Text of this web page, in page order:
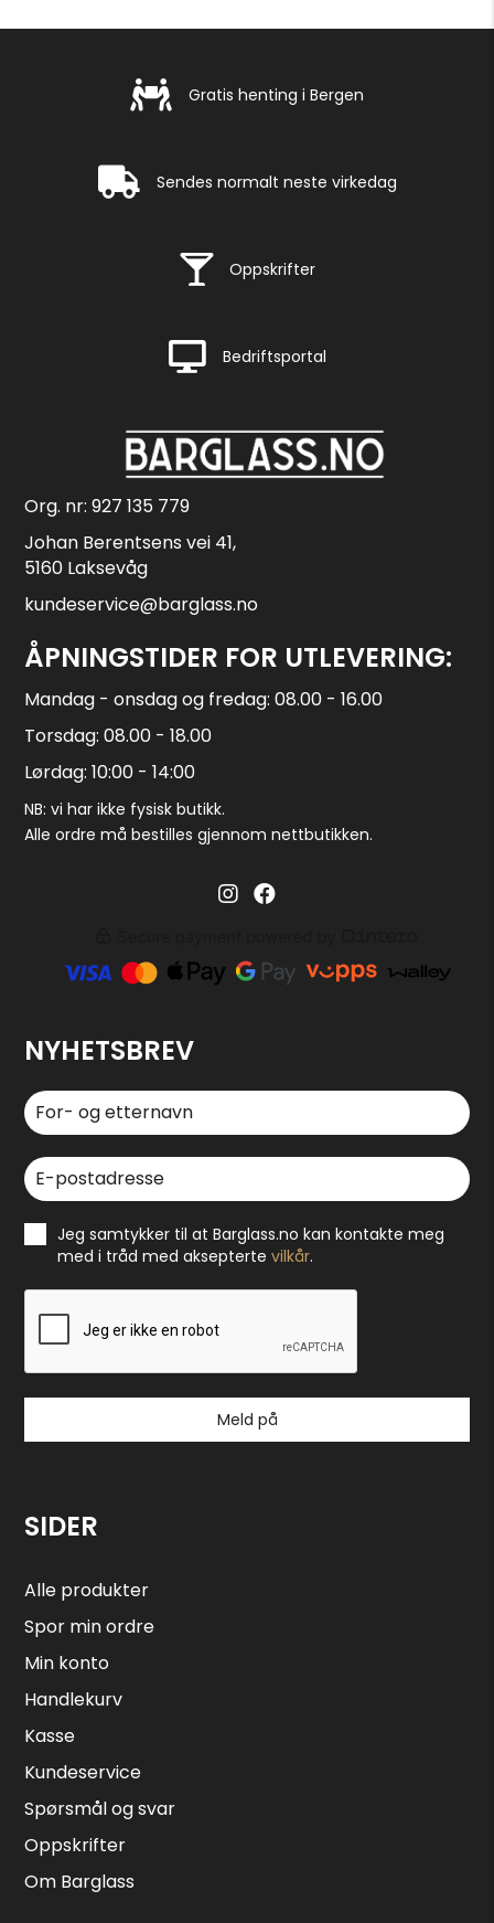
Gratis henting i Bergen
Gratis henting i Bergen
Rask levering
Sendes normalt neste virkedag
Rask levering
Oppskrifter
Rask levering
Bedriftsportal
Org. nr: 927 135 779
Johan Berentsens vei 41,
5160 Laksevåg
kundeservice@barglass.no
ÅPNINGSTIDER FOR UTLEVERING:
Mandag - onsdag og fredag: 08.00 - 16.00
Torsdag: 08.00 - 18.00
Lørdag: 10:00 - 14:00
NB: vi har ikke fysisk butikk.
Alle ordre må bestilles gjennom nettbutikken.
Barglass.no instagram
Barglass facebook
NYHETSBREV
Jeg samtykker til at Barglass.no kan kontakte meg
med i tråd med akseptertevilkår.
Meld på
SIDER
Alle produkter
Spor min ordre
Min konto
Handlekurv
Kasse
Kundeservice
Spørsmål og svar
Oppskrifter
Om Barglass